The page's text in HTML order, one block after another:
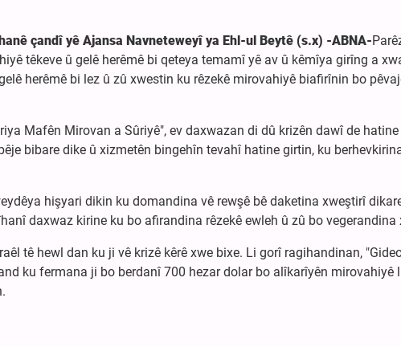
çandî yê Ajansa Navneteweyî ya Ehl-ul Beytê (s.x) -ABNA-
têkeve û gelê herêmê bi qeteya temamî yê av û kêmîya girîng a
herêmê bi lez û zû xwestin ku rêzekê mirovahiyê biafirînin bo
Mafên Mirovan a Sûriyê", ev daxwazan di dû krizên dawî de
bibare dike û xizmetên bingehîn tevahî hatine girtin, ku
hişyari dikin ku domandina vê rewşê bê daketina xweştirî
daxwaz kirine ku bo afirandina rêzekê ewleh û zû bo
tê hewl dan ku ji vê krizê kêrê xwe bixe. Li gorî ragihandinan,
ku fermana ji bo berdanî 700 hezar dolar bo alîkarîyên mirovahiyê